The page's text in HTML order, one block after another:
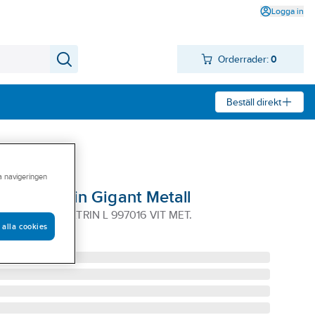
Logga in
Orderrader: 0
Beställ direkt
Katrin Gigant Metall
KATRIN L 997016 VIT MET.
navigeringen
alla cookies